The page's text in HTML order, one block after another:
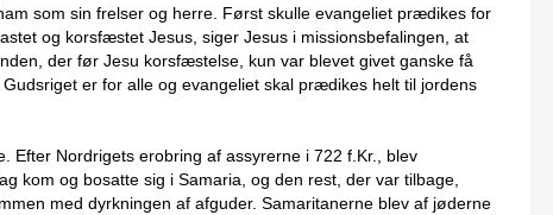
som sin frelser og herre. Først skulle evangeliet prædikes for
og korsfæstet Jesus, siger Jesus i missionsbefalingen, at
der før Jesu korsfæstelse, kun var blevet givet ganske få
er for alle og evangeliet skal prædikes helt til jordens
Efter Nordrigets erobring af assyrerne i 722 f.Kr., blev
kom og bosatte sig i Samaria, og den rest, der var tilbage,
med dyrkningen af afguder. Samaritanerne blev af jøderne